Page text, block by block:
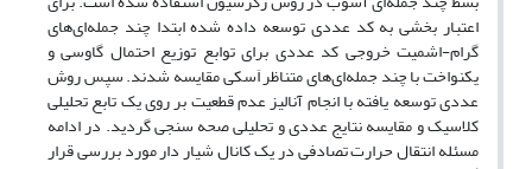
اعتبار بخشی به کد عددی توسعه داده شده ابتدا چند جمله‌ای‌های
گرام-اشمیت خروجی کد عددی برای توابع توزیع احتمال گاوسی و
یکنواخت با چند جمله‌ای‌های متناظر اَسکی مقایسه شدند. سپس روش
عددی توسعه یافته با انجام آنالیز عدم قطعیت بر روی یک تابع تحلیلی
کلاسیک و مقایسه نتایج عددی و تحلیلی صحه سنجی گردید. در ادامه
مسئله انتقال حرارت تصادفی در یک کانال شیار دار مورد بررسی قرار